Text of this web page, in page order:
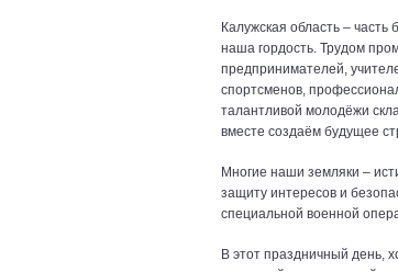
Калужская область –
наша гордость. Трудом
предпринимателей,
спортсменов,
талантливой молодёжи
вместе создаём будущее
Многие наши земляки –
защиту интересов и
специальной военной
В этот праздничный день,